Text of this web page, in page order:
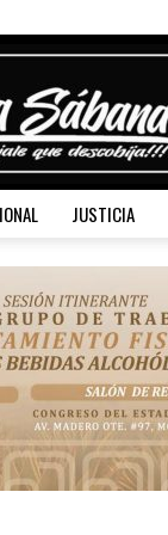
Sábana
JUSTICIA